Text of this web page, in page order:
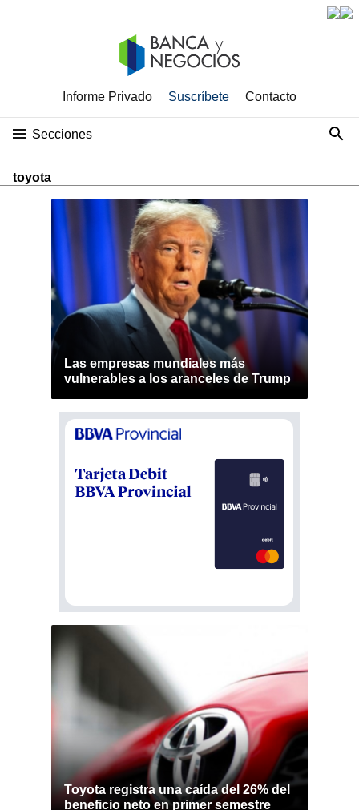
Informe Privado Suscríbete Contacto
Secciones
toyota
Las empresas mundiales más
vulnerables a los aranceles de Trump
Toyota registra una caída del 26% del
beneficio neto en primer semestre